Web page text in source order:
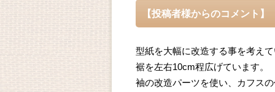
【投稿者様からのコメント】
型紙を大幅に改造する事を考え
裾を左右10cm程広げています。
袖の改造パーツを使い、カフス